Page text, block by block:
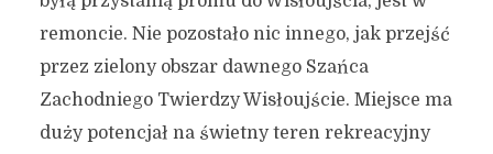
remoncie. Nie pozostało nic innego, jak przejść
przez zielony obszar dawnego Szańca
Zachodniego Twierdzy Wisłoujście. Miejsce ma
duży potencjał na świetny teren rekreacyjny